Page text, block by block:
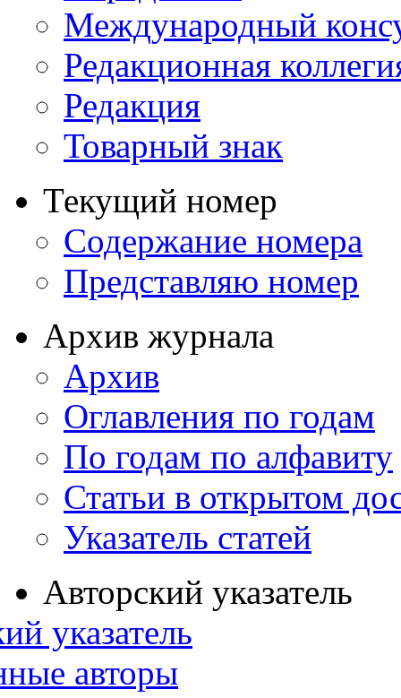
Международный
Редакционная
Редакция
Товарный знак
Текущий номер
Содержание номера
Представляю номер
Архив журнала
Архив
Оглавления по годам
По годам по алфавиту
Статьи в открытом
Указатель статей
Авторский указатель
указатель
авторы